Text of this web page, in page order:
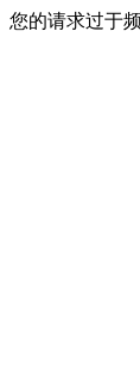
您的请求过于